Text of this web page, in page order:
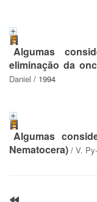
Algumas
eliminação da
Daniel / 1994
Algumas
Nematocera) / V.